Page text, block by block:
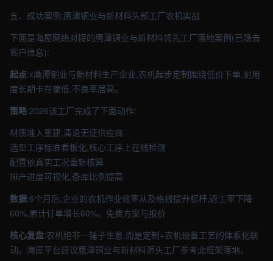
五、成功案例:鹰潭铜业与新材料头部工厂农机实战
下面是海屋网络对接的鹰潭铜业与新材料领先工厂落地案例(已隐去
客户信息):
起点:x鹰潭铜业与新材料生产企业,农机起步定制围绕低价下单,耐用
度长期卡在偏低,不良率居高。
策略:2026该工厂完成了下面动作:
材质准入重建,清退无证供应商
选型工序标准看板化,核心工序上在线检测
配置依真实工况重新核算
排产进度可视化,备库比例提高
数据:6个月后,企业的农机作业效率从及格线提升标杆,返工率下降
60%,累计订单增长60%。免费方案与报价
核心复盘:农机绝非一锤子生意,而是定制+农机设备工艺的体系化联
动。海屋平台建议鹰潭铜业与新材料源头工厂参考此框架落地。